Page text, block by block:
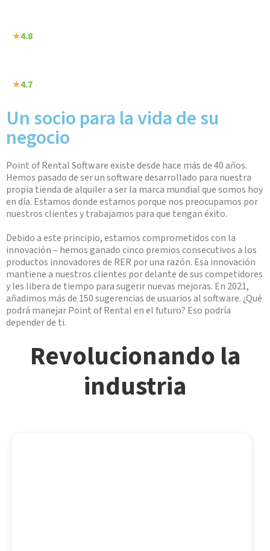
★4.8
★4.7
Un socio para la vida de su
negocio
Point of Rental Software existe desde hace más de 40 años.
Hemos pasado de ser un software desarrollado para nuestra
propia tienda de alquiler a ser la marca mundial que somos hoy
en día. Estamos donde estamos porque nos preocupamos por
nuestros clientes y trabajamos para que tengan éxito.
Debido a este principio, estamos comprometidos con la
innovación – hemos ganado cinco premios consecutivos a los
productos innovadores de RER por una razón. Esa innovación
mantiene a nuestros clientes por delante de sus competidores
y les libera de tiempo para sugerir nuevas mejoras. En 2021,
añadimos más de 150 sugerencias de usuarios al software. ¿Qué
podrá manejar Point of Rental en el futuro? Eso podría
depender de ti.
Revolucionando la
industria